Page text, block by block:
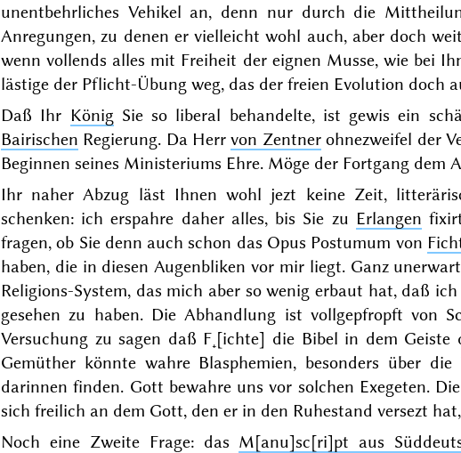
unentbehrliches Vehikel an, denn nur durch die
Anregungen, zu denen er vielleicht wohl auch, aber doch
wenn vollends alles mit Freiheit der eignen Musse, wie bei
lästige der Pflicht-Übung weg, das der freien Evolution doch
Daß Ihr König Sie so liberal behandelte, ist gewis ein
Bairischen Regierung. Da Herrvon Zentnerohnezweifel der
Beginnen seines Ministeriums Ehre. Möge der Fortgang dem
Ihr naher Abzug läst Ihnen wohl jezt keine Zeit,
schenken: ich erspahre daher alles, bis Sie zu Erlangen
fragen, ob Sie denn auch schon das Opus Postumum von
haben, die in diesen Augenbliken vor mir liegt. Ganz
Religions-System, das mich aber so wenig erbaut hat, daß
gesehen zu haben. Die Abhandlung ist vollgepfropft von
Versuchung zu sagen daß F˖[ichte] die Bibel in dem Geiste
Gemüther könnte wahre Blasphemien, besonders über
darinnen finden. Gott bewahre uns vor solchen Exegeten.
sich freilich an dem Gott, den er in den Ruhestand versezt
Noch eine Zweite Frage: das M[anu]sc[ri]pt aus